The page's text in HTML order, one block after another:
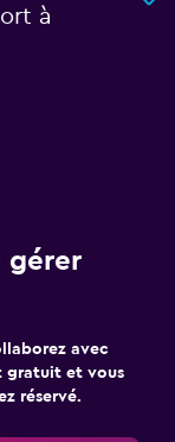
à
gérer
avec
gratuit et vous
réservé.